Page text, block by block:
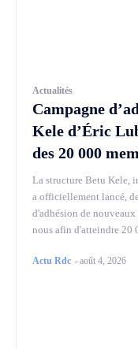
Actualités
Campagne
Kele d’Éric
des 20 000
La structure Betu Kele,
a officiellement lancé,
d'adhésion de nouveaux
nous afin d'atteindre 20
Actu Rdc -août 4, 2026